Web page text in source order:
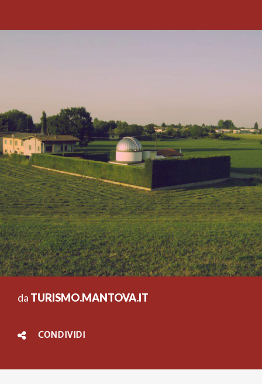
da TURISMO.MANTOVA.IT
CONDIVIDI